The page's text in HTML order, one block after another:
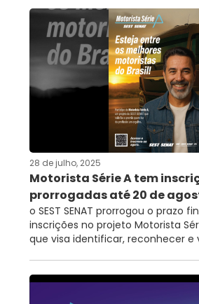
28 de julho, 2025
Motorista Série A tem
prorrogadas até 20 de
o SEST SENAT prorrogou o prazo
inscrições no projeto Motorista
que visa identificar, reconhecer e